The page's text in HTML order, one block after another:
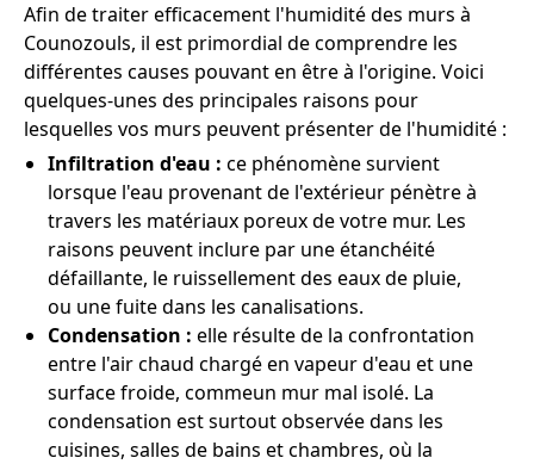
Afin de traiter efficacement l'humidité des murs à
Counozouls, il est primordial de comprendre les
différentes causes pouvant en être à l'origine. Voici
quelques-unes des principales raisons pour
lesquelles vos murs peuvent présenter de l'humidité :
Infiltration d'eau : ce phénomène survient
lorsque l'eau provenant de l'extérieur pénètre à
travers les matériaux poreux de votre mur. Les
raisons peuvent inclure par une étanchéité
défaillante, le ruissellement des eaux de pluie,
ou une fuite dans les canalisations.
Condensation : elle résulte de la confrontation
entre l'air chaud chargé en vapeur d'eau et une
surface froide, commeun mur mal isolé. La
condensation est surtout observée dans les
cuisines, salles de bains et chambres, où la